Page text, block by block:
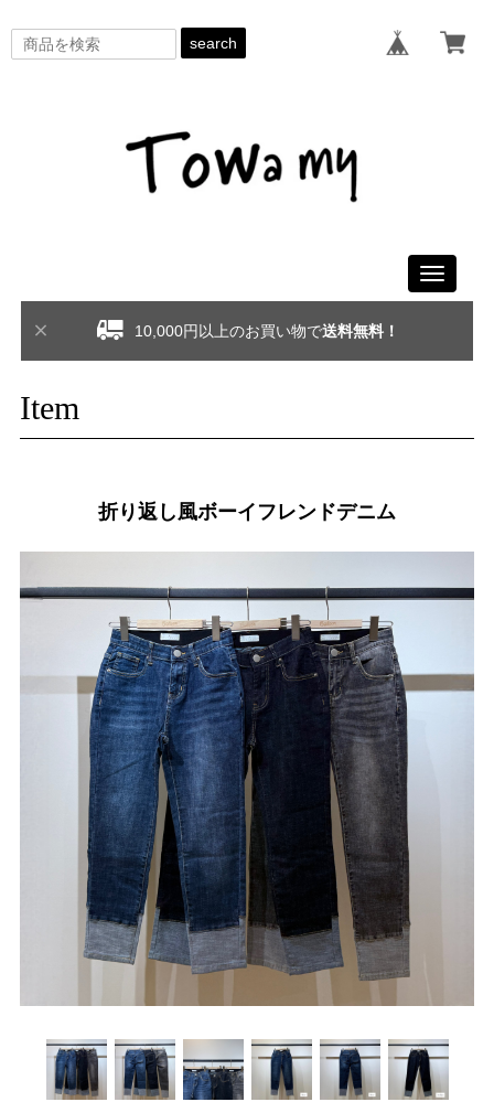
search
Toggle
10,000円以上のお買い物で送料無料！
Item
折り返し風ボーイフレンドデニム